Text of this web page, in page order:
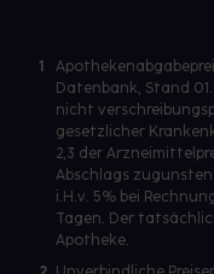
1
Datenbank, Stand
nicht
gesetzlicher
2,3 der
Abschlags zugunsten
i.H.v. 5% bei
Tagen. Der
Apotheke.